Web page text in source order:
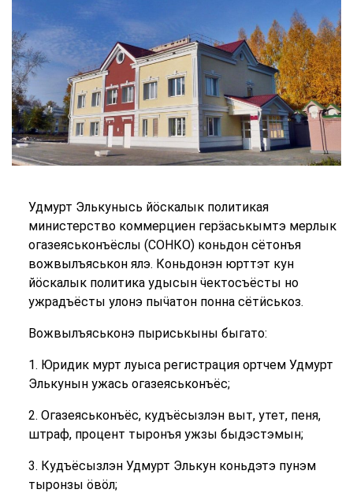
Удмурт Элькунысь йӧскалык политикая
министерство коммерциен герӟаськымтэ мерлык
огазеяськонъёслы (СОНКО) коньдон сётонъя
вожвылъяськон ялэ. Коньдонэн юрттэт кун
йӧскалык политика удысын ӵектосъёсты но
ужрадъёсты улонэ пыӵатон понна сётӥськоз.
Вожвылъяськонэ пыриськыны быгато:
1. Юридик мурт луыса регистрация ортчем Удмурт
Элькунын ужась огазеяськонъёс;
2. Огазеяськонъёс, кудъёсызлэн выт, утет, пеня,
штраф, процент тыронъя ужзы быдэстэмын;
3. Кудъёсызлэн Удмурт Элькун коньдэтэ пунэм
тыронзы ӧвӧл;